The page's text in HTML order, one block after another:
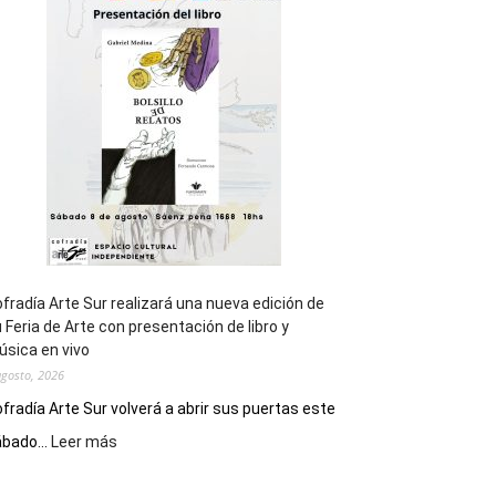
general
de
los
Juegos
Epade
2027
Arte Sur realizará una nueva edición de
Feria de Arte con presentación de libro y
en vivo
2026
Arte Sur volverá a abrir sus puertas este
Leer más